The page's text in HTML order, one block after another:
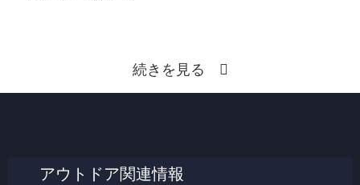
続きを見る
アウトドア関連情報